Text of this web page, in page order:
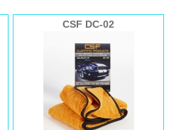
CSF DC-02